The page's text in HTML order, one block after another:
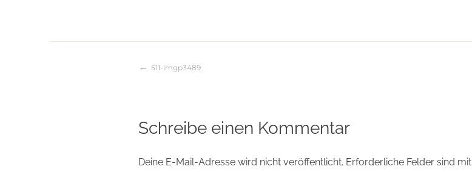
Beitragsnavigation
511-imgp3489
Schreibe einen Kommentar
Deine E-Mail-Adresse wird nicht veröffentlicht. Erforderliche Felder sind mit